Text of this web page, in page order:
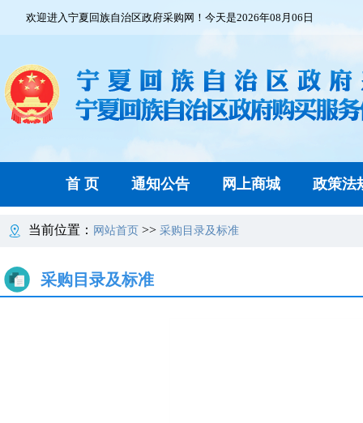
欢迎进入宁夏回族自治区政府采购网！今天是2026年08月06日
首 页 通知公告 网上商城 政策法
当前位置： 网站首页 >> 采购目录及标准
采购目录及标准